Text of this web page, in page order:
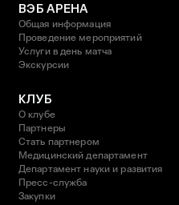
ВЭБ АРЕНА
Общая информация
Проведение мероприятий
Услуги в день матча
Экскурсии
КЛУБ
О клубе
Партнеры
Стать партнером
Медицинский департамент
Департамент науки и развития
Пресс-служба
Закупки